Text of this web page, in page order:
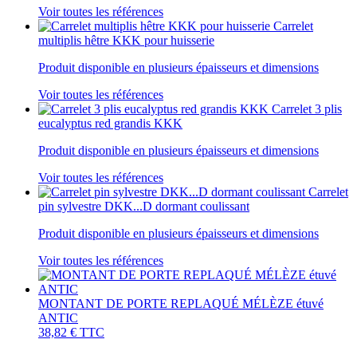
Voir toutes les références
Carrelet
multiplis hêtre KKK pour huisserie
Produit disponible en plusieurs épaisseurs et dimensions
Voir toutes les références
Carrelet 3 plis
eucalyptus red grandis KKK
Produit disponible en plusieurs épaisseurs et dimensions
Voir toutes les références
Carrelet
pin sylvestre DKK...D dormant coulissant
Produit disponible en plusieurs épaisseurs et dimensions
Voir toutes les références
MONTANT DE PORTE REPLAQUÉ MÉLÈZE étuvé
ANTIC
38,82 € TTC